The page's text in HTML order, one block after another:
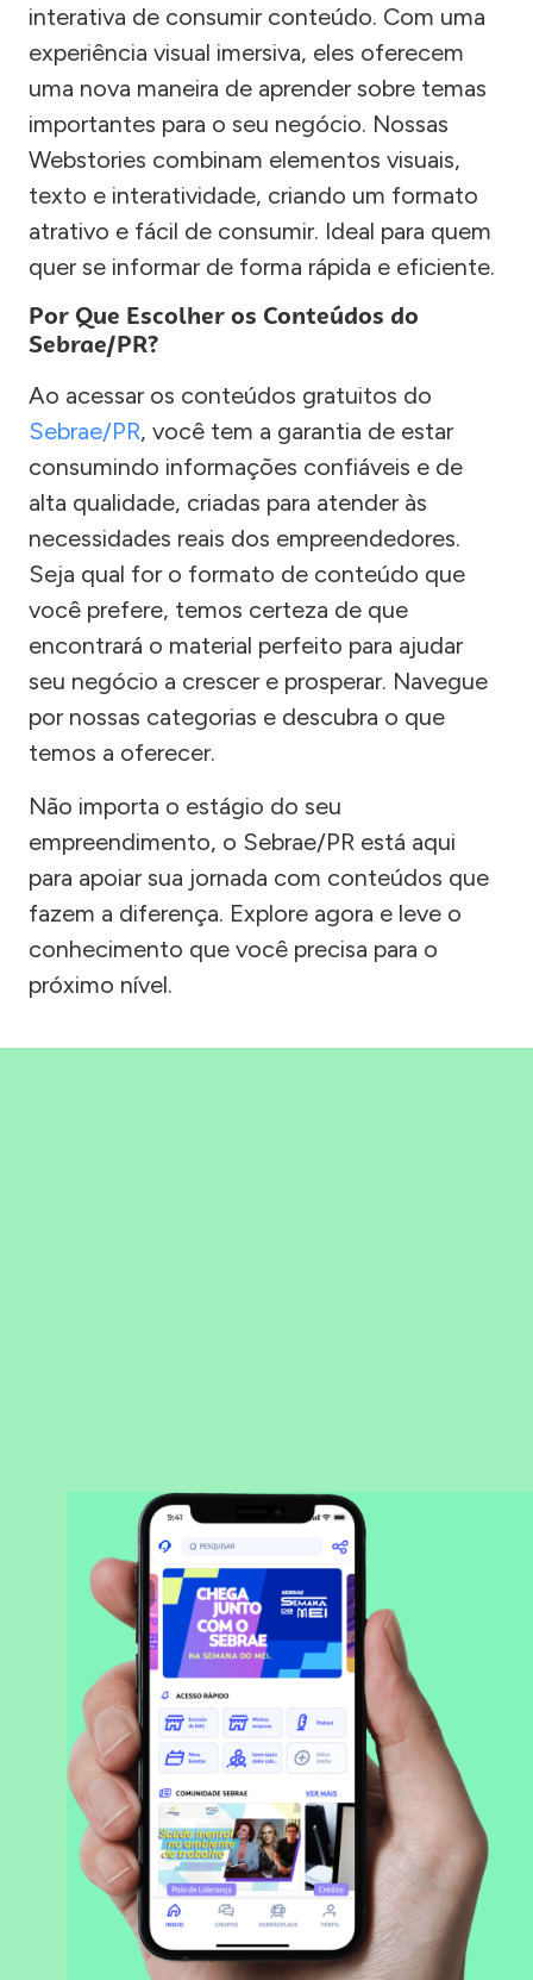
interativa de consumir conteúdo. Com uma
experiência visual imersiva, eles oferecem
uma nova maneira de aprender sobre temas
importantes para o seu negócio. Nossas
Webstories combinam elementos visuais,
texto e interatividade, criando um formato
atrativo e fácil de consumir. Ideal para quem
quer se informar de forma rápida e eficiente.
Por Que Escolher os Conteúdos do
Sebrae/PR?
Ao acessar os conteúdos gratuitos do
Sebrae/PR, você tem a garantia de estar
consumindo informações confiáveis e de
alta qualidade, criadas para atender às
necessidades reais dos empreendedores.
Seja qual for o formato de conteúdo que
você prefere, temos certeza de que
encontrará o material perfeito para ajudar
seu negócio a crescer e prosperar. Navegue
por nossas categorias e descubra o que
temos a oferecer.
Não importa o estágio do seu
empreendimento, o Sebrae/PR está aqui
para apoiar sua jornada com conteúdos que
fazem a diferença. Explore agora e leve o
conhecimento que você precisa para o
próximo nível.